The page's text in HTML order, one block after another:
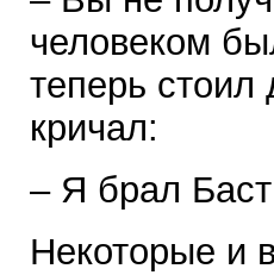
человеком
теперь
кричал:
– Я брал
Некоторые и